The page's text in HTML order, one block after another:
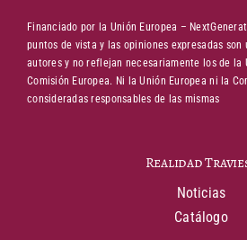
Realidad
Noticias
Catálogo
Financiado por la Unión Europea –
puntos de vista y las opiniones expresadas
autores y no reflejan necesariamente los de la
Comisión Europea. Ni la Unión Europea ni la
consideradas responsables de las mismas